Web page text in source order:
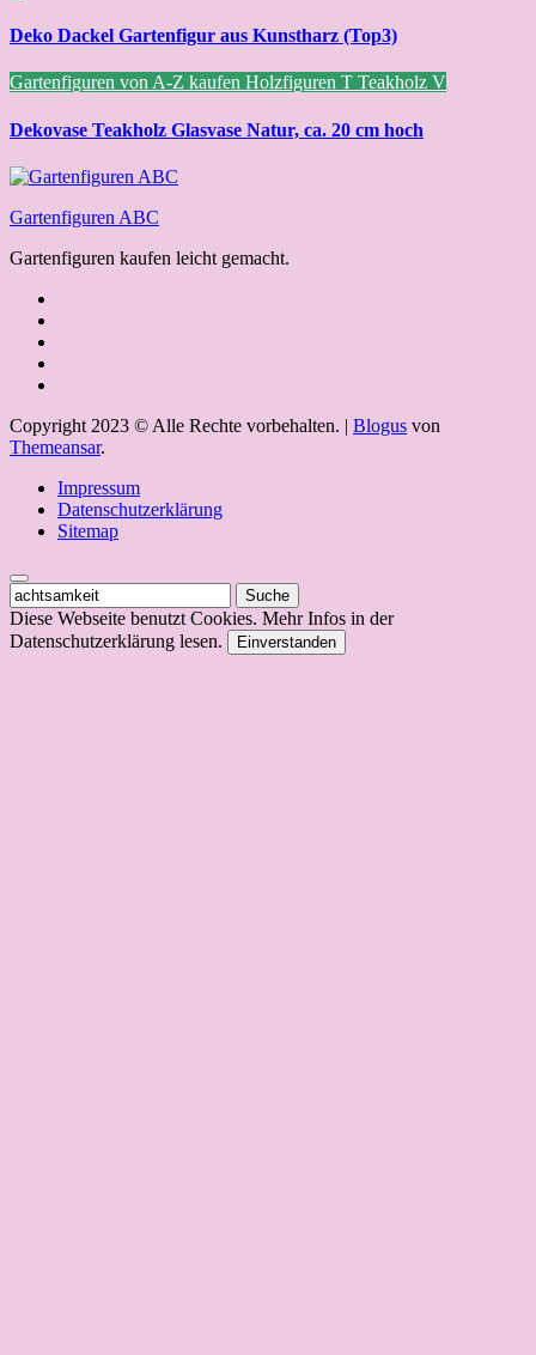
Deko Dackel Gartenfigur aus Kunstharz (Top3)
Gartenfiguren von A-Z kaufen Holzfiguren T Teakholz V
Dekovase Teakholz Glasvase Natur, ca. 20 cm hoch
Gartenfiguren ABC
Gartenfiguren kaufen leicht gemacht.
Copyright 2023 © Alle Rechte vorbehalten. | Blogus von
Themeansar.
Impressum
Datenschutzerklärung
Sitemap
Suche
nach:
Diese Webseite benutzt Cookies. Mehr Infos in der
Datenschutzerklärung lesen.
Einverstanden